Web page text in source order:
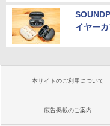
イヤー
本サイトのご利用について
広告掲載のご案内